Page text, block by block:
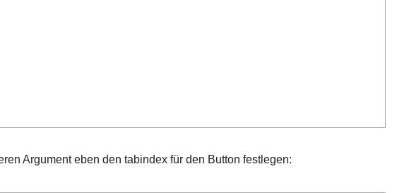
Argument eben den tabindex für den Button festlegen: